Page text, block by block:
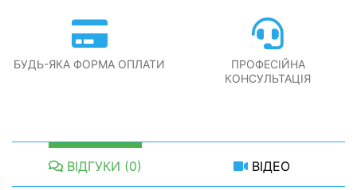
БУДЬ-ЯКА ФОРМА ОПЛАТИ
ПРОФЕСІЙНА
КОНСУЛЬТАЦІЯ
ВІДГУКИ (0) ВІДЕО